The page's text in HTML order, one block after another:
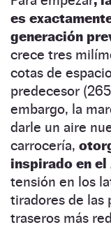
es
generación
crece tres
cotas de
predecesor
embargo, la
darle un aire
carrocería,
inspirado en el
tensión en los
tiradores de las
traseros más